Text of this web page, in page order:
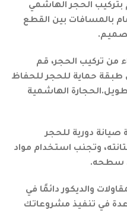
الحجر الهاشمي
بالمسافات بين القطع
من تركيب الحجر، قم
حماية للحجر للحفاظ
الهاشمية
صيانة دورية للحجر
وتجنب استخدام مواد
سطحه.
والديكور دائمًا في
في تنفيذ مشروعاتك